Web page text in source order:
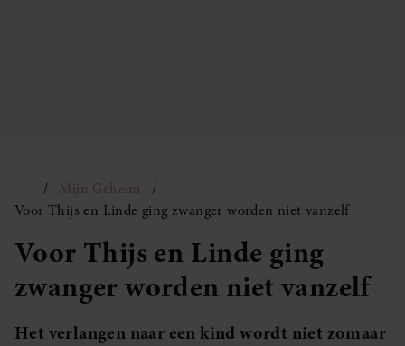
Mijn Geheim
Voor Thijs en Linde ging zwanger worden niet vanzelf
Voor Thijs en Linde ging
zwanger worden niet vanzelf
Het verlangen naar een kind wordt niet zomaar